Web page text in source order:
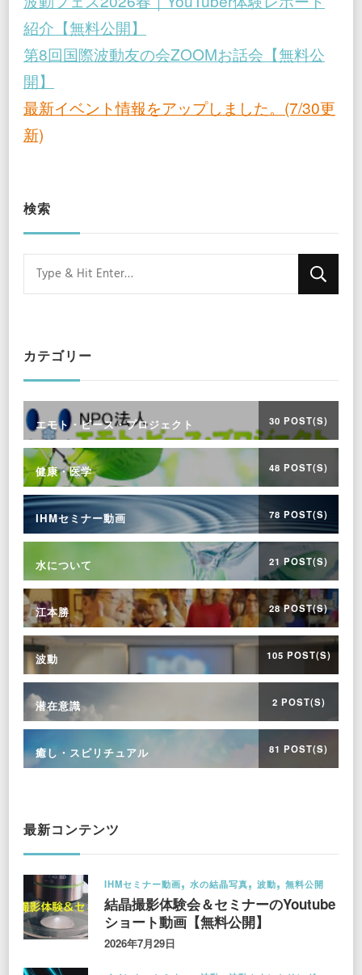
紹介【無料公開】
第8回国際波動友の会ZOOMお話会【無料公
開】
最新イベント情報をアップしました。(7/30更
新)
検索
Looking
for
カテゴリー
エモト・ピース・プロジェクト 30 POST(S)
健康・医学 48 POST(S)
IHMセミナー動画 78 POST(S)
水について 21 POST(S)
江本勝 28 POST(S)
波動 105 POST(S)
潜在意識 2 POST(S)
癒し・スピリチュアル 81 POST(S)
最新コンテンツ
IHMセミナー動画 水の結晶写真 波動 無料公開
結晶撮影体験会＆セミナーのYoutube
ショート動画【無料公開】
2026年7月29日